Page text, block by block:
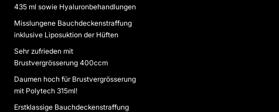
435 ml sowie Hyaluronbehandlungen
Misslungene Bauchdeckenstraffung
inklusive Liposuktion der Hüften
Sehr zufrieden mit
Brustvergrösserung 400ccm
Daumen hoch für Brustvergrösserung
mit Polytech 315ml!
Erstklassige Bauchdeckenstraffung